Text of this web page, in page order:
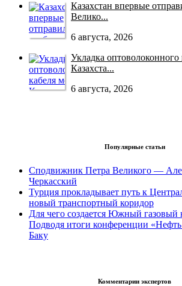
Казахстан впервые
Велико...
6 августа, 2026
Укладка
Казахста...
6 августа, 2026
Популярные статьи
Сподвижник Петра Великого —
Черкасский
Турция прокладывает путь к
новый транспортный коридор
Для чего создается Южный
Подводя итоги конференции «Нефть
Баку
Комментарии экспертов